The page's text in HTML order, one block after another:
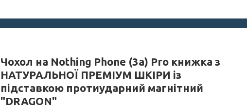
Чохол на Nothing Phone (3a) Pro книжка з
НАТУРАЛЬНОЇ ПРЕМІУМ ШКІРИ із
підставкою протиударний магнітний
"DRAGON"